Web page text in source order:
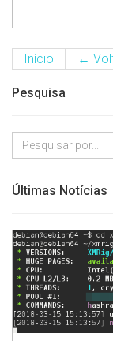
Início ←
Pesquisa
Últimas Notícias